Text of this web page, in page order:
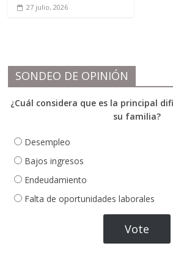
27 julio, 2026
SONDEO DE OPINIÓN
¿Cuál considera que es la principal
su familia?
Desempleo
Bajos ingresos
Endeudamiento
Falta de oportunidades laborales